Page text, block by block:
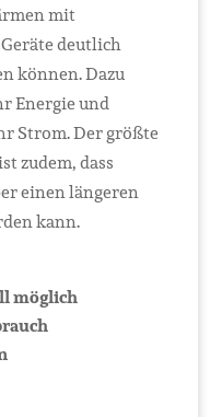
mit
deutlich
können. Dazu
Energie und
Strom. Der größte
zudem, dass
einen längeren
kann.
möglich